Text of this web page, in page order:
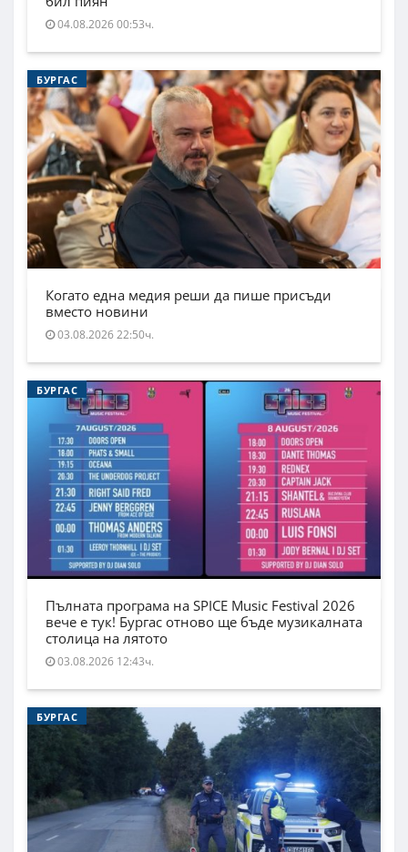
04.08.2026 00:53ч.
БУРГАС
Когато една медия реши да пише присъди
вместо новини
03.08.2026 22:50ч.
БУРГАС
Пълната програма на SPICE Music Festival 2026
вече е тук! Бургас отново ще бъде музикалната
столица на лятото
03.08.2026 12:43ч.
БУРГАС